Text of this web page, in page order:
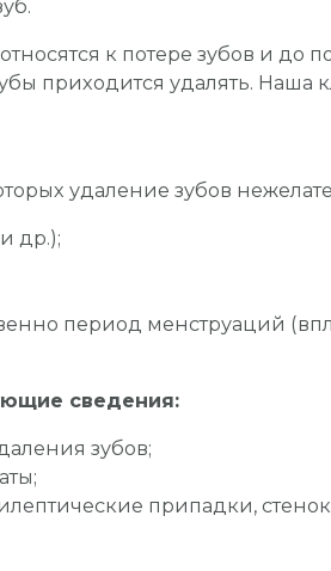
к потере зубов и до
приходится удалять.
удаление зубов
др.);
период менструаций
сведения:
зубов;
припадки,